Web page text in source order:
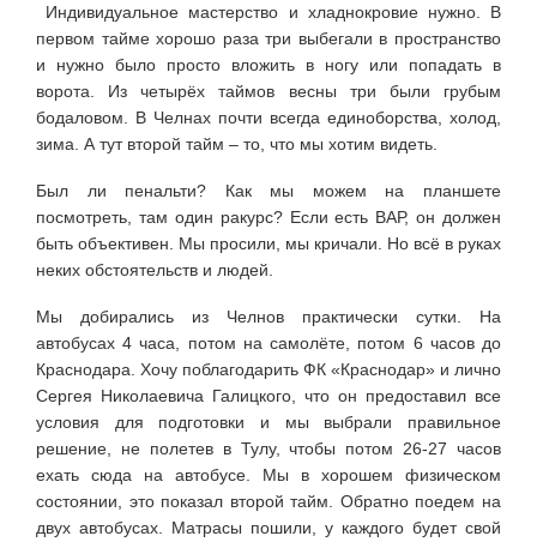
Индивидуальное мастерство и хладнокровие нужно. В
первом тайме хорошо раза три выбегали в пространство
и нужно было просто вложить в ногу или попадать в
ворота. Из четырёх таймов весны три были грубым
бодаловом. В Челнах почти всегда единоборства, холод,
зима. А тут второй тайм – то, что мы хотим видеть.
Был ли пенальти? Как мы можем на планшете
посмотреть, там один ракурс? Если есть ВАР, он должен
быть объективен. Мы просили, мы кричали. Но всё в руках
неких обстоятельств и людей.
Мы добирались из Челнов практически сутки. На
автобусах 4 часа, потом на самолёте, потом 6 часов до
Краснодара. Хочу поблагодарить ФК «Краснодар» и лично
Сергея Николаевича Галицкого, что он предоставил все
условия для подготовки и мы выбрали правильное
решение, не полетев в Тулу, чтобы потом 26-27 часов
ехать сюда на автобусе. Мы в хорошем физическом
состоянии, это показал второй тайм. Обратно поедем на
двух автобусах. Матрасы пошили, у каждого будет свой